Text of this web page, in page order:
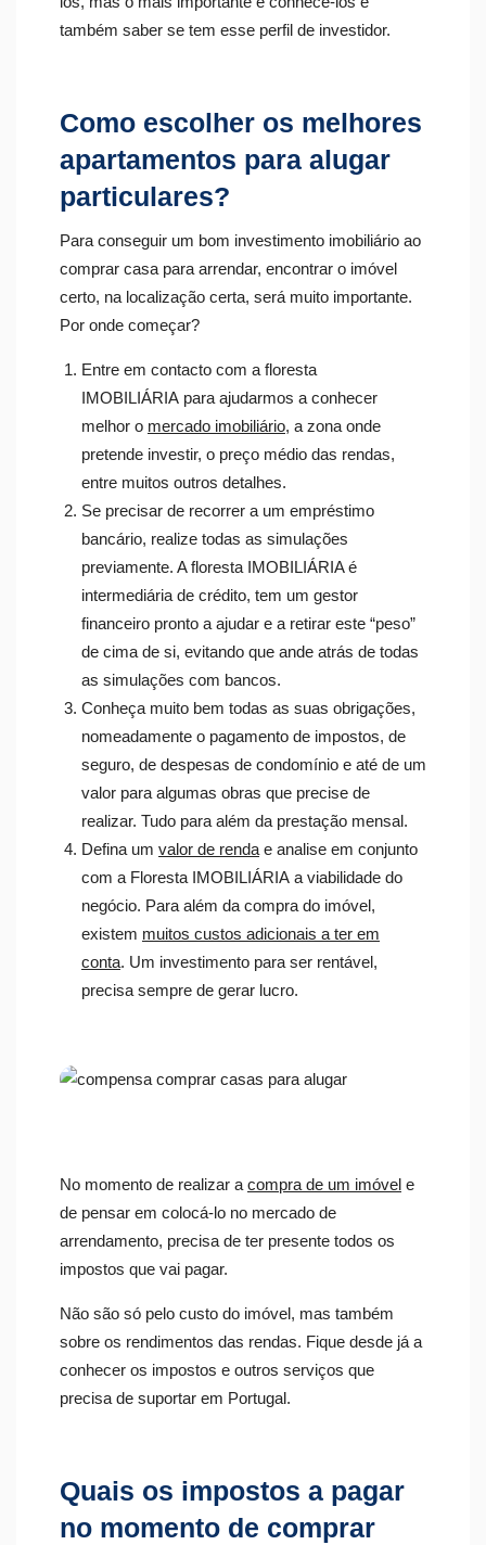
também saber se tem esse perfil de investidor.
Como escolher os melhores
apartamentos para alugar
particulares?
Para conseguir um bom investimento imobiliário ao
comprar casa para arrendar, encontrar o imóvel
certo, na localização certa, será muito importante.
Por onde começar?
Entre em contacto com a floresta
IMOBILIÁRIA para ajudarmos a conhecer
melhor o mercado imobiliário, a zona onde
pretende investir, o preço médio das rendas,
entre muitos outros detalhes.
Se precisar de recorrer a um empréstimo
bancário, realize todas as simulações
previamente. A floresta IMOBILIÁRIA é
intermediária de crédito, tem um gestor
financeiro pronto a ajudar e a retirar este “peso”
de cima de si, evitando que ande atrás de todas
as simulações com bancos.
Conheça muito bem todas as suas obrigações,
nomeadamente o pagamento de impostos, de
seguro, de despesas de condomínio e até de um
valor para algumas obras que precise de
realizar. Tudo para além da prestação mensal.
Defina um valor de renda e analise em conjunto
com a Floresta IMOBILIÁRIA a viabilidade do
negócio. Para além da compra do imóvel,
existem muitos custos adicionais a ter em
conta. Um investimento para ser rentável,
precisa sempre de gerar lucro.
No momento de realizar a compra de um imóvel e
de pensar em colocá-lo no mercado de
arrendamento, precisa de ter presente todos os
impostos que vai pagar.
Não são só pelo custo do imóvel, mas também
sobre os rendimentos das rendas. Fique desde já a
conhecer os impostos e outros serviços que
precisa de suportar em Portugal.
Quais os impostos a pagar
no momento de comprar